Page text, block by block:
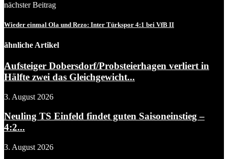
nächster Beitrag
Wieder einmal Ola und Rezo: Inter Türkspor 4:1 bei VfB II
ähnliche Artikel
Aufsteiger Dobersdorf/Probsteierhagen verliert in
Hälfte zwei das Gleichgewicht...
3. August 2026
Neuling TS Einfeld findet guten Saisoneinstieg –
4:2...
3. August 2026